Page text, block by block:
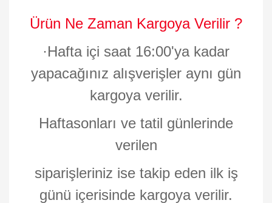
Ürün Ne Zaman Kargoya Verilir ?
·Hafta içi saat 16:00'ya kadar
yapacağınız alışverişler aynı gün
kargoya verilir.
Haftasonları ve tatil günlerinde
verilen
siparişleriniz ise takip eden ilk iş
günü içerisinde kargoya verilir.